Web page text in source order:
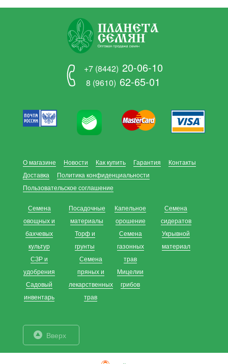
+7 (8442) 20-06-10
8 (9610) 62-65-01
О магазине Новости Как купить Гарантия
Контакты
Доставка
Политика конфиденциальности
Пользовательское соглашение
Семена
овощных и
бахчевых
культур
СЗР и
удобрения
Садовый
инвентарь
Посадочные
материалы
Торф и
грунты
Семена
пряных и
лекарственных
трав
Капельное
орошение
Семена
газонных
трав
Мицелии
грибов
Семена
сидератов
Укрывной
материал
Вверх